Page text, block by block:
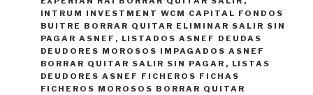
INTRUM INVESTMENT WCM CAPITAL FONDOS
BUITRE BORRAR QUITAR ELIMINAR SALIR SIN
PAGAR ASNEF , LISTADOS ASNEF DEUDAS
DEUDORES MOROSOS IMPAGADOS ASNEF
BORRAR QUITAR SALIR SIN PAGAR , LISTAS
DEUDORES ASNEF FICHEROS FICHAS
FICHEROS MOROSOS BORRAR QUITAR